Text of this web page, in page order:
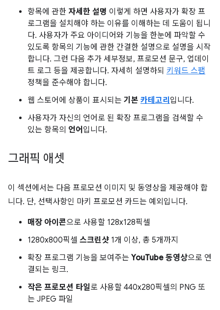
항목에 관한 자세한 설명 이렇게 하면 사용자가 확장 프
로그램을 설치해야 하는 이유를 이해하는 데 도움이 됩니
다. 사용자가 주요 아이디어와 기능을 한눈에 파악할 수
있도록 항목의 기능에 관한 간결한 설명으로 설명을 시작
합니다. 그런 다음 추가 세부정보, 프로모션 문구, 업데이
트 로그 등을 제공합니다. 자세히 설명하되 키워드 스팸
정책을 준수해야 합니다.
웹 스토어에 상품이 표시되는 기본 카테고리 입니다.
사용자가 자신의 언어로 된 확장 프로그램을 검색할 수
있는 항목의 언어 입니다.
그래픽 애셋
이 섹션에서는 다음 프로모션 이미지 및 동영상을 제공해야 합
니다. 단, 선택사항인 마키 프로모션 카드는 예외입니다.
매장 아이콘으로 사용할 128x128픽셀
1280x800픽셀 스크린샷 1개 이상, 총 5개까지
확장 프로그램 기능을 보여주는 YouTube 동영상으로 연
결되는 링크.
작은 프로모션 타일로 사용할 440x280픽셀의 PNG 또
는 JPEG 파일